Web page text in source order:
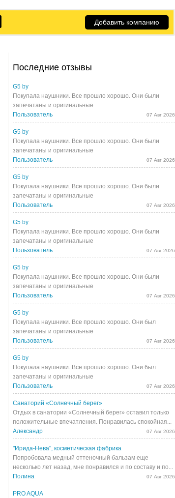
Добавить компанию
Последние отзывы
G5 by
Покупала наушники. Все прошло хорошо. Они были
запечатаны и оригинальные
Пользователь
07 Авг 2026
G5 by
Покупала наушники. Все прошло хорошо. Они были
запечатаны и оригинальные
Пользователь
07 Авг 2026
G5 by
Покупала наушники. Все прошло хорошо. Они были
запечатаны и оригинальные
Пользователь
07 Авг 2026
G5 by
Покупала наушники. Все прошло хорошо. Они были
запечатаны и оригинальные
Пользователь
07 Авг 2026
G5 by
Покупала наушники. Все прошло хорошо. Они были
запечатаны и оригинальные
Пользователь
07 Авг 2026
G5 by
Покупала наушники. Все прошло хорошо. Они был
запечатаны и оригинальные
Пользователь
07 Авг 2026
G5 by
Покупала наушники. Все прошло хорошо. Они был
запечатаны и оригинальные
Пользователь
07 Авг 2026
Санаторий «Солнечный берег»
Отдых в санатории «Солнечный берег» оставил только
положительные впечатления. Понравилась спокойная...
Александр
07 Авг 2026
"Ирида-Нева", косметическая фабрика
Попробовала медный оттеночный бальзам еще
несколько лет назад, мне понравился и по составу и по...
Полина
07 Авг 2026
PRO AQUA